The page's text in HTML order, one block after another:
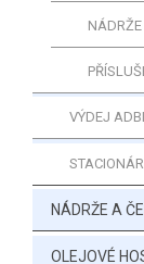
VÝDEJ
NÁDRŽE A
OLEJOVÉ